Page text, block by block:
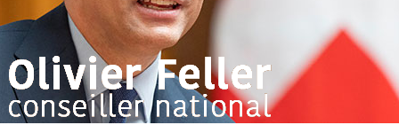
Médias
Livre
Liens
externes